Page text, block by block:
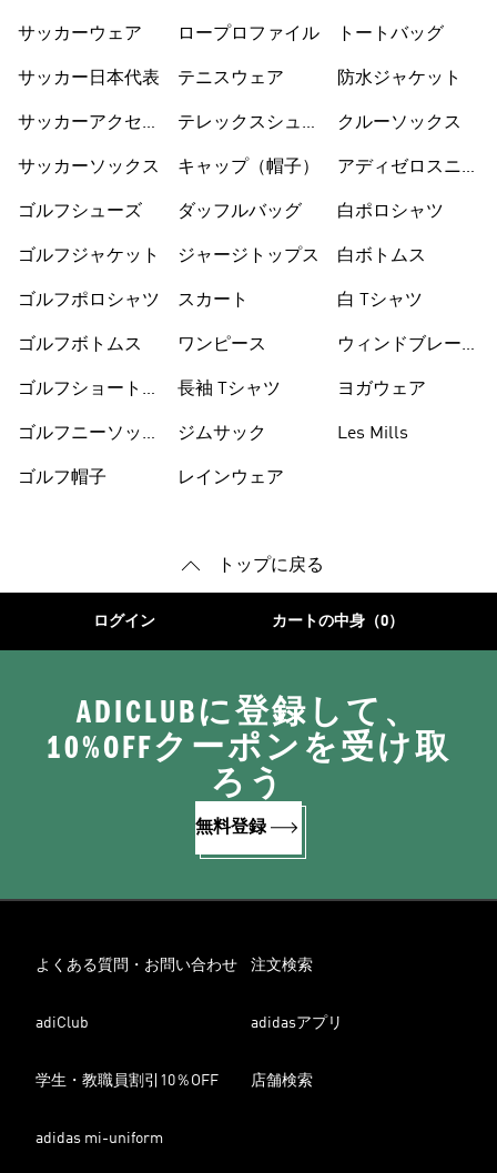
サッカーウェア
サッカー日本代表
サッカーアクセサ
サッカーソックス
ゴルフシューズ
ゴルフジャケット
ゴルフポロシャツ
ゴルフボトムス
ゴルフショートパ
ゴルフニーソック
ゴルフ帽子
ロープロファイル
テニスウェア
テレックスシュー
キャップ（帽子）
ダッフルバッグ
ジャージトップス
スカート
ワンピース
長袖 Tシャツ
ジムサック
レインウェア
トートバッグ
防水ジャケット
クルーソックス
アディゼロスニー
白ポロシャツ
白ボトムス
白 Tシャツ
ウィンドブレーカ
ヨガウェア
Les Mills
トップに戻る
ログイン カートの中身（0）
ADICLUBに登録して、
10%OFFクーポンを受け取
ろう
無料登録
よくある質問・お問い合わせ 注文検索
adiClub adidasアプリ
学生・教職員割引10％OFF 店舗検索
adidas mi-uniform